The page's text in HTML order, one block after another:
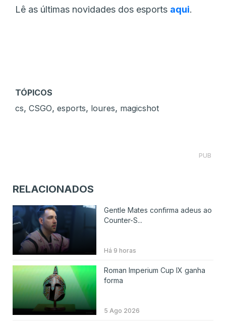
Lê as últimas novidades dos esports aqui.
TÓPICOS
cs, CSGO, esports, loures, magicshot
PUB
RELACIONADOS
Gentle Mates confirma adeus ao
Counter-S...
Há 9 horas
Roman Imperium Cup IX ganha
forma
5 Ago 2026